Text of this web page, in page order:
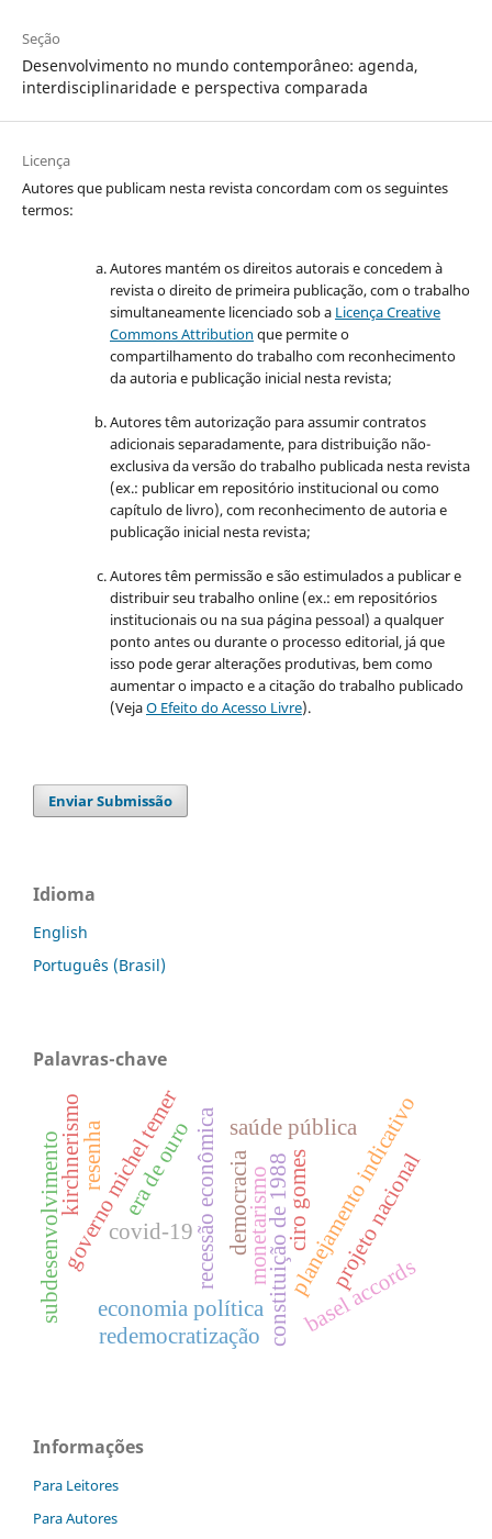
Seção
Desenvolvimento no mundo contemporâneo: agenda,
interdisciplinaridade e perspectiva comparada
Licença
Autores que publicam nesta revista concordam com os seguintes
termos:
Autores mantém os direitos autorais e concedem à
revista o direito de primeira publicação, com o trabalho
simultaneamente licenciado sob a Licença Creative
Commons Attribution que permite o
compartilhamento do trabalho com reconhecimento
da autoria e publicação inicial nesta revista;
Autores têm autorização para assumir contratos
adicionais separadamente, para distribuição não-
exclusiva da versão do trabalho publicada nesta revista
(ex.: publicar em repositório institucional ou como
capítulo de livro), com reconhecimento de autoria e
publicação inicial nesta revista;
Autores têm permissão e são estimulados a publicar e
distribuir seu trabalho online (ex.: em repositórios
institucionais ou na sua página pessoal) a qualquer
ponto antes ou durante o processo editorial, já que
isso pode gerar alterações produtivas, bem como
aumentar o impacto e a citação do trabalho publicado
(VejaO Efeito do Acesso Livre).
Enviar Submissão
Idioma
English
Português (Brasil)
Palavras-chave
constituição de 1988
economia política
planejamento indicativo
recessão econômica
covid-19
saúde pública
monetarismo
era de ouro
basel accords
governo michel temer democracia ciro gomesprojeto nacional
redemocratização
subdesenvolvimentokirchnerismoresenha
Informações
Para Leitores
Para Autores